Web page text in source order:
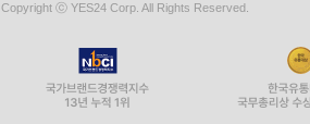
Copyright ⓒ YES24 Corp. All Rights Reserved.